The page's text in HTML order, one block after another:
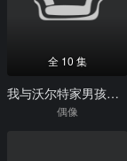
全 10 集
我与沃尔特家男孩的生活第3季
偶像